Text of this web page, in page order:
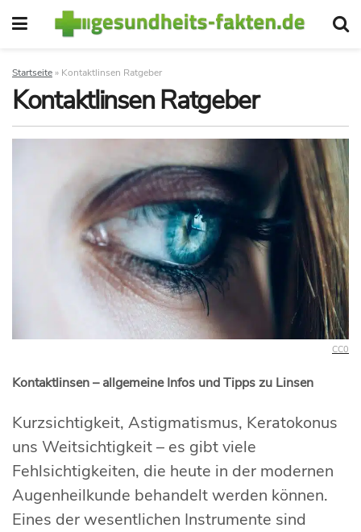
Startseite » Kontaktlinsen Ratgeber
Kontaktlinsen Ratgeber
CC0
Kontaktlinsen – allgemeine Infos und Tipps zu Linsen
Kurzsichtigkeit, Astigmatismus, Keratokonus
uns Weitsichtigkeit – es gibt viele
Fehlsichtigkeiten, die heute in der modernen
Augenheilkunde behandelt werden können.
Eines der wesentlichen Instrumente sind